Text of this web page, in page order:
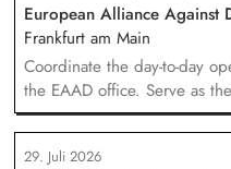
European Alliance Against
Frankfurt am Main
Coordinate the day-to-day
the EAAD office. Serve as
partners and general
Directors by organising
following up on decisions.
29. Juli 2026